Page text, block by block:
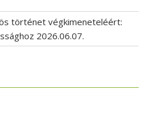
történet végkimeneteléért:
2026.06.07.